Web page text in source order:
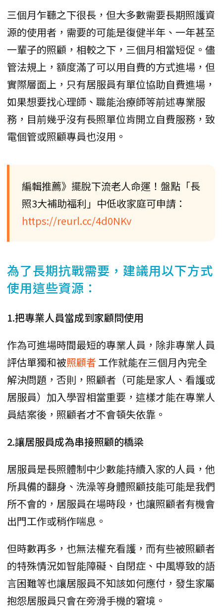
三個月乍聽之下很長，但大多數需要長期照護資
源的使用者，需要的可能是復健半年、一年甚至
一輩子的照顧，相較之下，三個月相當短促。儘
管法規上，額度滿了可以用自費的方式進場，但
實際層面上，只有居服員有單位協助自費進場，
如果想要找心理師、職能治療師等前述專業服
務，目前幾乎沒有長照單位肯開立自費服務，致
電個管或照顧專員也沒用。
編輯推薦》擺脫下流老人命運！盤點「長
照3大補助福利」中低收家庭可申請：
https://reurl.cc/4d0NKv
為了長期抗戰需要，建議用以下方式
使用這些資源：
1.把專業人員當成到家顧問使用
作為可進場時間最短的專業人員，除非專業人員
評估單獨和被照顧者 工作就能在三個月內完全
解決問題，否則，照顧者（可能是家人、看護或
居服員）加入學習相當重要，這樣才能在專業人
員結案後，照顧者才不會頓失依靠。
2.讓居服員成為串接照顧的橋梁
居服員是長照體制中少數能持續入家的人員，他
所具備的翻身、洗澡等身體照顧技能可能是我們
所不會的，居服員在場時段，也讓照顧者有機會
出門工作或稍作喘息。
但時數再多，也無法權充看護，而有些被照顧者
的特殊情況如智能障礙、自閉症、中風導致的語
言困難等也讓居服員不知該如何應付，發生家屬
抱怨居服員只會在旁滑手機的窘境。